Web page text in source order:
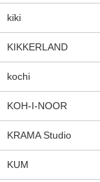
kiki
KIKKERLAND
kochi
KOH-I-NOOR
KRAMA Studio
KUM